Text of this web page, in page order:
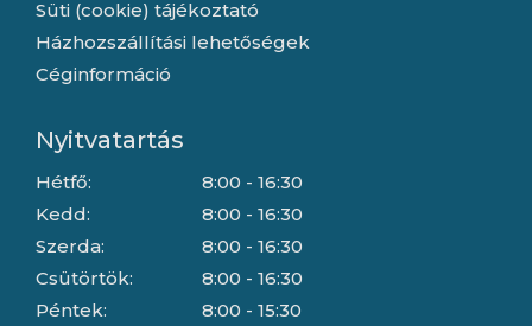
Süti (cookie) tájékoztató
Házhozszállítási lehetőségek
Céginformáció
Nyitvatartás
Hétfő:
Kedd:
Szerda:
Csütörtök:
Péntek:
8:00 - 16:30
8:00 - 16:30
8:00 - 16:30
8:00 - 16:30
8:00 - 15:30